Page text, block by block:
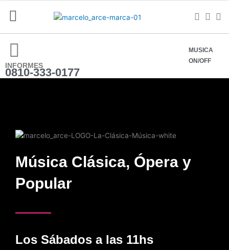
INFORMES
0810-333-0177
MUSICA
ON/OFF
Música Clásica, Ópera y
Popular
Los Sábados a las 11hs